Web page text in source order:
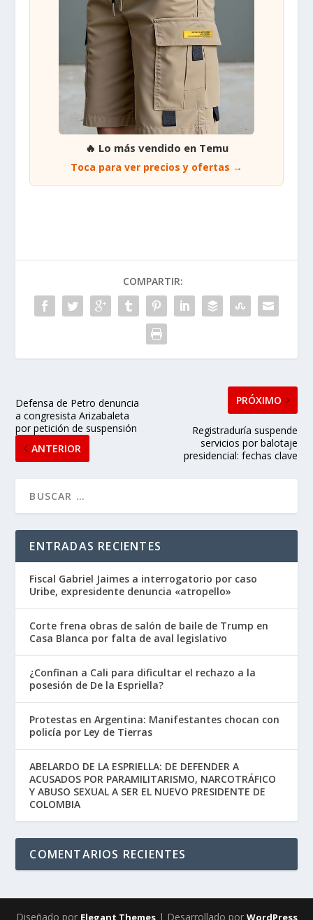
🔥 Lo más vendido en Temu
Toca para ver precios y ofertas →
COMPARTIR:
Defensa de Petro denuncia
a congresista Arizabaleta
por petición de suspensión
ANTERIOR
PRÓXIMO
Registraduría suspende
servicios por balotaje
presidencial: fechas clave
ENTRADAS RECIENTES
Fiscal Gabriel Jaimes a interrogatorio por caso
Uribe, expresidente denuncia «atropello»
Corte frena obras de salón de baile de Trump en
Casa Blanca por falta de aval legislativo
¿Confinan a Cali para dificultar el rechazo a la
posesión de De la Espriella?
Protestas en Argentina: Manifestantes chocan con
policía por Ley de Tierras
ABELARDO DE LA ESPRIELLA: DE DEFENDER A
ACUSADOS POR PARAMILITARISMO, NARCOTRÁFICO
Y ABUSO SEXUAL A SER EL NUEVO PRESIDENTE DE
COLOMBIA
COMENTARIOS RECIENTES
Diseñado por Elegant Themes| Desarrollado por WordPress